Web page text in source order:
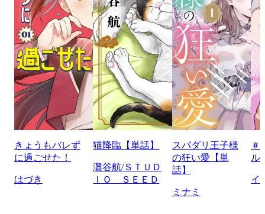
きょうもバレず
に過ごせた！
はづき
猫降臨【単話】
灘谷航/ＳＴＵＤ
ＩＯ ＳＥＥＤ
スパダリ王子様
の狂い愛【単
話】
ミナミ
＃
ル
イ